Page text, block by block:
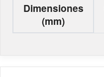
Dimensiones
(mm)